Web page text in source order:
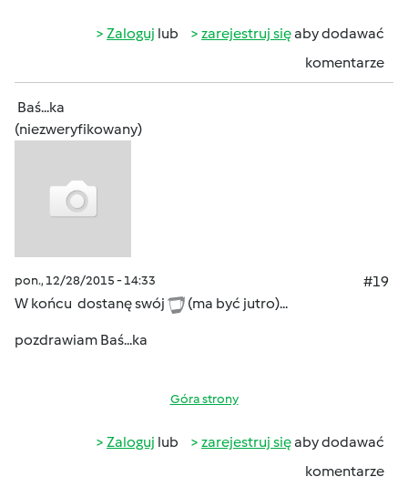
Zaloguj lub zarejestruj sięaby dodawać
komentarze
Baś...ka
(niezweryfikowany)
pon., 12/28/2015 - 14:33
#19
W końcu dostanę swój
(ma być jutro)...
pozdrawiam Baś...ka
Góra strony
Zaloguj lub zarejestruj sięaby dodawać
komentarze